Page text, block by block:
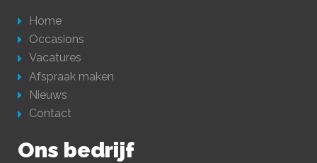
Home
Occasions
Vacatures
Afspraak maken
Nieuws
Contact
Ons bedrijf